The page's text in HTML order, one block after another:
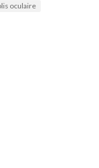
oculaire